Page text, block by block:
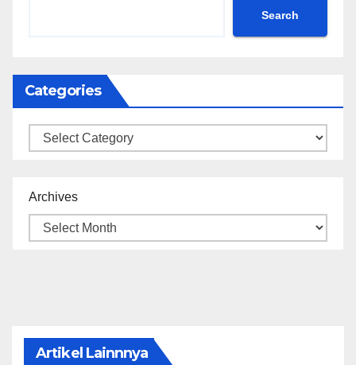
Search
Categories
Categories
Archives
Artikel Lainnnya